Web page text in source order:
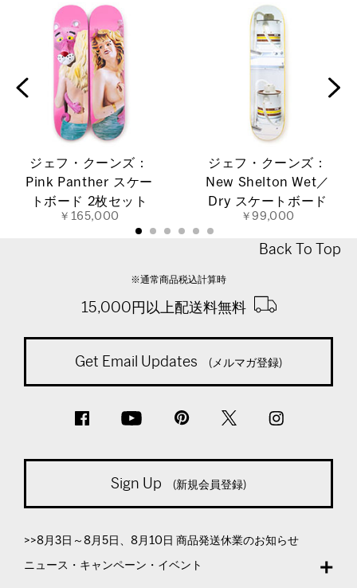
ジェフ・クーンズ：
Pink Panther スケー
トボード 2枚セット
￥165,000
ジェフ・クーンズ：
New Shelton Wet／
Dry スケートボード
￥99,000
Back To Top
※通常商品税込計算時
15,000円以上配送料無料
Get Email Updates (メルマガ登録)
Sign Up (新規会員登録)
>>8月3日～8月5日、8月10日 商品発送休業のお知らせ
ニュース・キャンペーン・イベント